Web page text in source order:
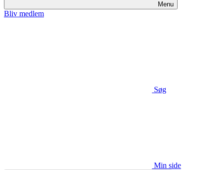
Menu
Bliv medlem
Søg
Min side